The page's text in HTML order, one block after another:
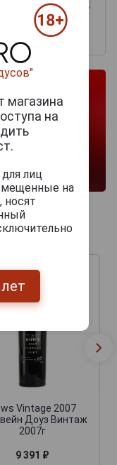
Vintage 2007
Доуз Винтаж
2007г
9 391 ₽
магазина
на
лиц
на
носят